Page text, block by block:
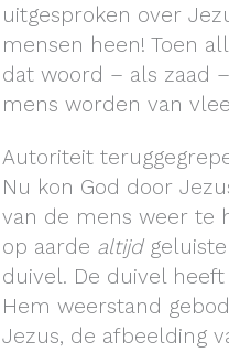
uitgesproken over
mensen heen! Toen
dat woord – als zaad
mens worden van
Autoriteit
Nu kon God door
van de mens weer te
op aarde altijd
duivel. De duivel
Hem weerstand
Jezus, de afbeelding